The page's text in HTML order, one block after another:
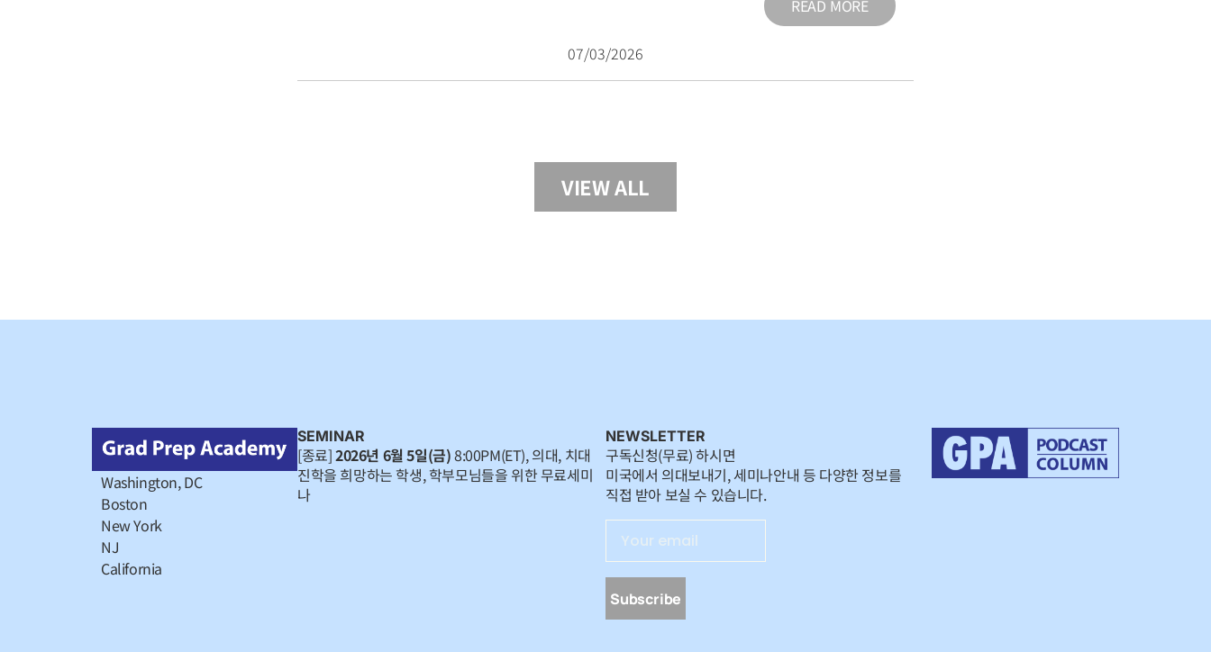
READ MORE
07/03/2026
VIEW ALL
Washington, DC
Boston
New York
NJ
California
SEMINAR
[종료]2026년 6월 5일(금)8:00PM(ET), 의대, 치대
진학을 희망하는 학생, 학부모님들을 위한 무료세미
나
NEWSLETTER
구독신청(무료) 하시면
미국에서 의대보내기, 세미나안내 등 다양한 정보를
직접 받아 보실 수 있습니다.
Subscribe